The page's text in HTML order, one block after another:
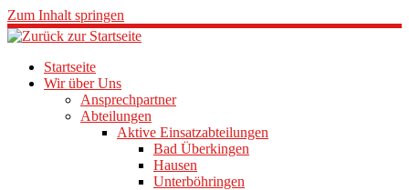
Zum Inhalt springen
Startseite
Wir über Uns
Ansprechpartner
Abteilungen
Aktive Einsatzabteilungen
Bad Überkingen
Hausen
Unterböhringen